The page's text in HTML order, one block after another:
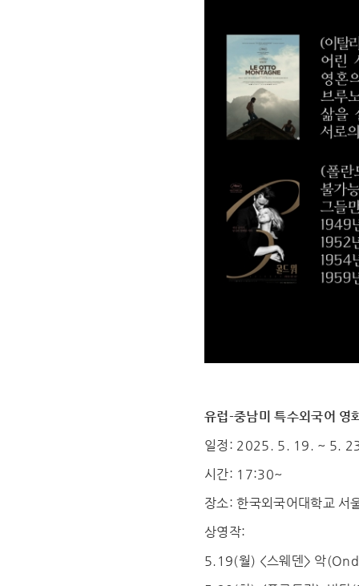
유럽-중남미 특수외국어 영
일정: 2025. 5. 19. ~ 5.
시간: 17:30~
장소: 한국외국어대학교 서
상영작:
5.19(월) <스웨덴> 악